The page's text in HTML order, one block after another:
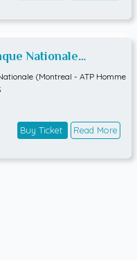
Nationale
Hommes tennis)
(Montreal - ATP Homme
Buy Ticket Read More